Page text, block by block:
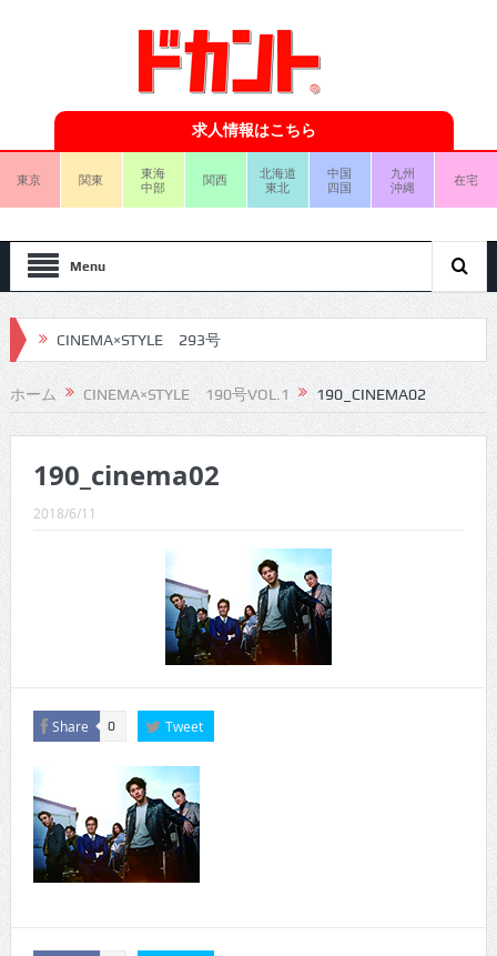
求人情報はこちら
東京 関東
東海
中部
関西
北海道
東北
中国
四国
九州
沖縄
在宅
Menu
CINEMA×STYLE 293号
CINEMA×STYLE 292号
CINEMA×STYLE 291号
CINEMA×STYLE 290号
CINEMA×STYLE 289号
CINEMA×STYLE 288号
CINEMA×STYLE 287号
CINEMA×STYLE 286号
CINEMA×STYLE 294号
ホーム CINEMA×STYLE 190号VOL.1 190_CINEMA02
190_cinema02
2018/6/11
Share 0 Tweet